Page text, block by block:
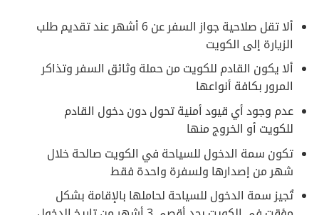
ألا تقل صلاحية جواز السفر عن 6 أشهر عند تقديم طلب
الزيارة إلى الكويت
ألا يكون القادم للكويت من حملة وثائق السفر وتذاكر
المرور بكافة أنواعها
عدم وجود أي قيود أمنية تحول دون دخول القادم
للكويت أو الخروج منها
تكون سمة الدخول للسياحة في الكويت صالحة خلال
شهر من إصدارها ولسفرة واحدة فقط
تُجيز سمة الدخول للسياحة لحاملها بالإقامة بشكل